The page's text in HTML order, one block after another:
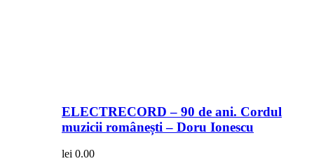
ELECTRECORD – 90 de ani. Cordul
muzicii românești – Doru Ionescu
lei 0.00